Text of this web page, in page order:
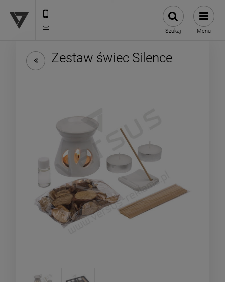
Szukaj Menu
Zestaw świec Silence